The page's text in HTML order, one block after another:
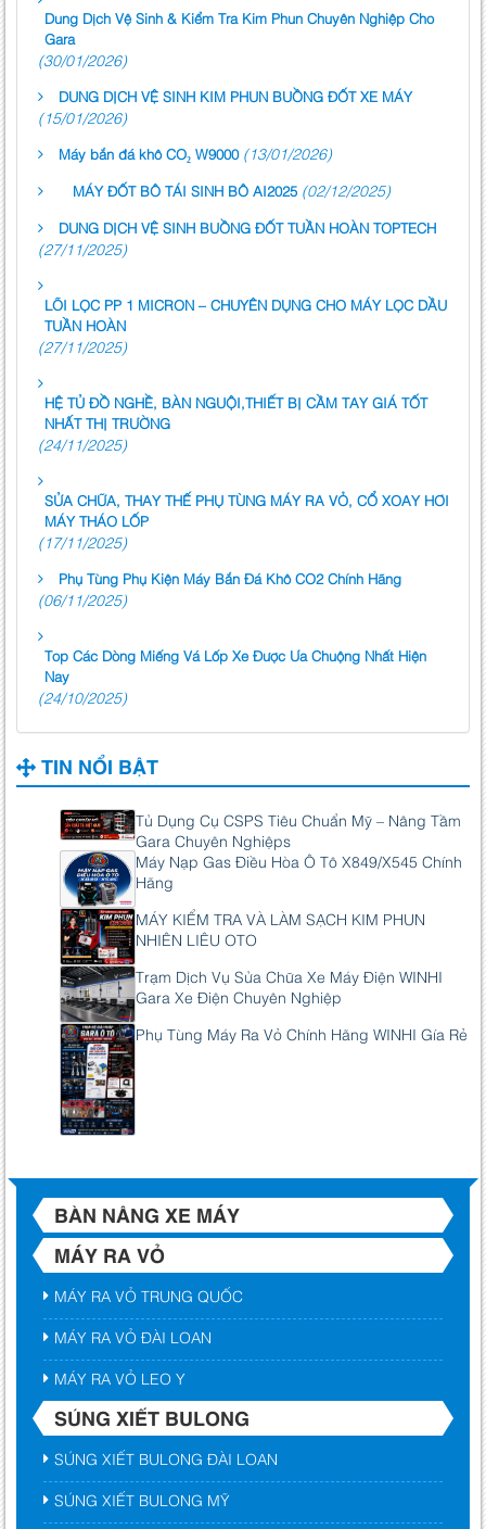
Dung Dịch Vệ Sinh & Kiểm Tra Kim Phun Chuyên Nghiệp Cho
Gara
(30/01/2026)
DUNG DỊCH VỆ SINH KIM PHUN BUỒNG ĐỐT XE MÁY
(15/01/2026)
Máy bắn đá khô CO₂ W9000 (13/01/2026)
MÁY ĐỐT BÔ TÁI SINH BÔ AI2025 (02/12/2025)
DUNG DỊCH VỆ SINH BUỒNG ĐỐT TUẦN HOÀN TOPTECH
(27/11/2025)
LÕI LỌC PP 1 MICRON – CHUYÊN DỤNG CHO MÁY LỌC DẦU
TUẦN HOÀN
(27/11/2025)
HỆ TỦ ĐỒ NGHỀ, BÀN NGUỘI,THIẾT BỊ CẦM TAY GIÁ TỐT
NHẤT THỊ TRƯỜNG
(24/11/2025)
SỬA CHỮA, THAY THẾ PHỤ TÙNG MÁY RA VỎ, CỔ XOAY HƠI
MÁY THÁO LỐP
(17/11/2025)
Phụ Tùng Phụ Kiện Máy Bắn Đá Khô CO2 Chính Hãng
(06/11/2025)
Top Các Dòng Miếng Vá Lốp Xe Được Ưa Chuộng Nhất Hiện
Nay
(24/10/2025)
TIN NỔI BẬT
Tủ Dụng Cụ CSPS Tiêu Chuẩn Mỹ – Nâng Tầm
Gara Chuyên Nghiệps
Máy Nạp Gas Điều Hòa Ô Tô X849/X545 Chính
Hãng
MÁY KIỂM TRA VÀ LÀM SẠCH KIM PHUN
NHIÊN LIÊU OTO
Trạm Dịch Vụ Sửa Chữa Xe Máy Điện WINHI
Gara Xe Điện Chuyên Nghiệp
Phụ Tùng Máy Ra Vỏ Chính Hãng WINHI Gía Rẻ
BÀN NÂNG XE MÁY
MÁY RA VỎ
MÁY RA VỎ TRUNG QUỐC
MÁY RA VỎ ĐÀI LOAN
MÁY RA VỎ LEO Y
SÚNG XIẾT BULONG
SÚNG XIẾT BULONG ĐÀI LOAN
SÚNG XIẾT BULONG MỸ